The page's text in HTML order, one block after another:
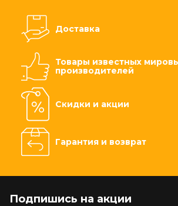
Доставка
Товары известных
производителей
Скидки и акции
Гарантия и возврат
Подпишись на акции